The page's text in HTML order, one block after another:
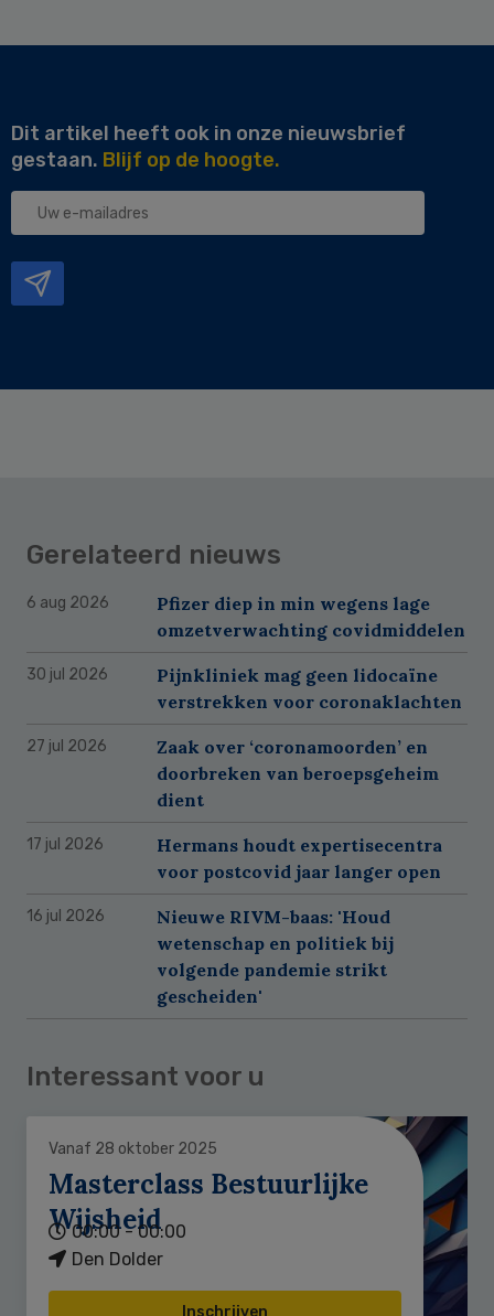
Dit artikel heeft ook in onze nieuwsbrief
gestaan. Blijf op de hoogte.
Uw
Gerelateerd nieuws
6 aug 2026
Pfizer diep in min wegens lage
omzetverwachting covidmiddelen
30 jul 2026
Pijnkliniek mag geen lidocaïne
verstrekken voor coronaklachten
27 jul 2026
Zaak over ‘coronamoorden’ en
doorbreken van beroepsgeheim
dient
17 jul 2026
Hermans houdt expertisecentra
voor postcovid jaar langer open
16 jul 2026
Nieuwe RIVM-baas: 'Houd
wetenschap en politiek bij
volgende pandemie strikt
gescheiden'
Interessant voor u
Vanaf 28 oktober 2025
Masterclass Bestuurlijke
Wijsheid
00:00 - 00:00
Den Dolder
Inschrijven